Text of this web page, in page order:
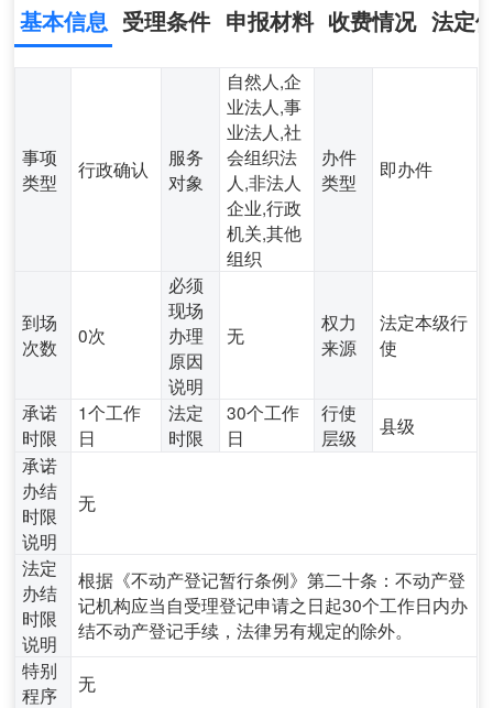
基本信息 受理条件 申报材料 收费情况 法定
事项
类型
行政确认
服务
对象
自然人,企
业法人,事
业法人,社
会组织法
人,非法人
企业,行政
机关,其他
组织
办件
类型
即办件
到场
次数
0次
必须
现场
办理
原因
说明
无
权力
来源
法定本级行
使
承诺
时限
1个工作
日
法定
时限
30个工作
日
行使
层级
县级
承诺
办结
时限
说明
无
法定
办结
时限
说明
根据《不动产登记暂行条例》第二十条：不动产登
记机构应当自受理登记申请之日起30个工作日内办
结不动产登记手续，法律另有规定的除外。
特别
程序
无